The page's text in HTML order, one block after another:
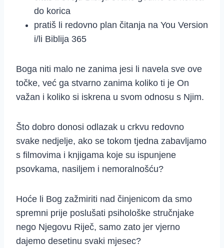
do korica
pratiš li redovno plan čitanja na You Version
i/li Biblija 365
Boga niti malo ne zanima jesi li navela sve ove
točke, već ga stvarno zanima koliko ti je On
važan i koliko si iskrena u svom odnosu s Njim.
Što dobro donosi odlazak u crkvu redovno
svake nedjelje, ako se tokom tjedna zabavljamo
s filmovima i knjigama koje su ispunjene
psovkama, nasiljem i nemoralnošću?
Hoće li Bog zažmiriti nad činjenicom da smo
spremni prije poslušati psihološke stručnjake
nego Njegovu Riječ, samo zato jer vjerno
dajemo desetinu svaki mjesec?